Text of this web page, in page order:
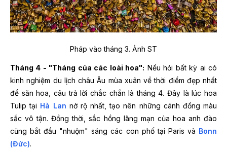
Pháp vào tháng 3. Ảnh ST
Tháng 4 - "Tháng của các loài hoa": Nếu hỏi bất kỳ ai có
kinh nghiệm du lịch châu Âu mùa xuân về thời điểm đẹp nhất
để săn hoa, câu trả lời chắc chắn là tháng 4. Đây là lúc hoa
Tulip tại Hà Lan nở rộ nhất, tạo nên những cánh đồng màu
sắc vô tận. Đồng thời, sắc hồng lãng mạn của hoa anh đào
cũng bắt đầu "nhuộm" sáng các con phố tại Paris và Bonn
(Đức).